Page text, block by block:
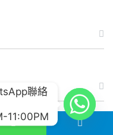
聯絡
11:00PM